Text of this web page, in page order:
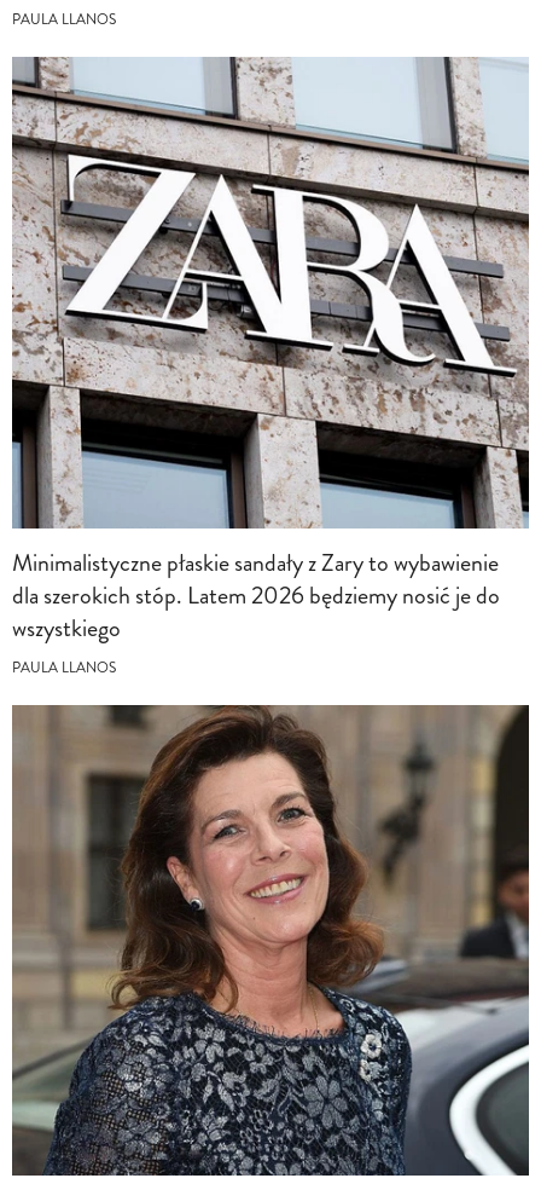
PAULA LLANOS
Minimalistyczne płaskie sandały z Zary to wybawienie
dla szerokich stóp. Latem 2026 będziemy nosić je do
wszystkiego
PAULA LLANOS